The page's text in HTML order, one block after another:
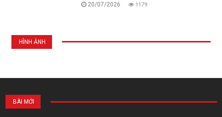
20/07/2026 1179
HÌNH ẢNH
BÀI MỚI